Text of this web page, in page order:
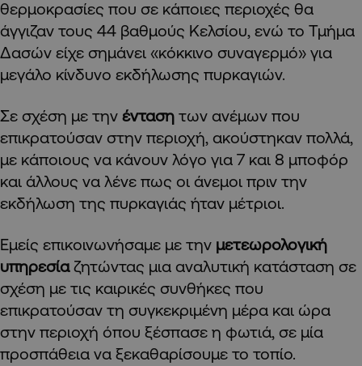
θερμοκρασίες που σε κάποιες περιοχές θα
άγγιζαν τους 44 βαθμούς Κελσίου, ενώ το Τμήμα
Δασών είχε σημάνει «κόκκινο συναγερμό» για
μεγάλο κίνδυνο εκδήλωσης πυρκαγιών.
Σε σχέση με την ένταση των ανέμων που
επικρατούσαν στην περιοχή, ακούστηκαν πολλά,
με κάποιους να κάνουν λόγο για 7 και 8 μποφόρ
και άλλους να λένε πως οι άνεμοι πριν την
εκδήλωση της πυρκαγιάς ήταν μέτριοι.
Εμείς επικοινωνήσαμε με την μετεωρολογική
υπηρεσίαζητώντας μια αναλυτική κατάσταση σε
σχέση με τις καιρικές συνθήκες που
επικρατούσαν τη συγκεκριμένη μέρα και ώρα
στην περιοχή όπου ξέσπασε η φωτιά, σε μία
προσπάθεια να ξεκαθαρίσουμε το τοπίο.